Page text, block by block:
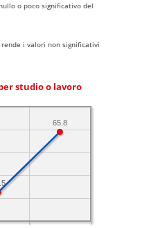
o poco significativo del
i valori non significativi
studio o lavoro
65.8